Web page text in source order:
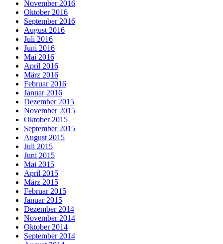
November 2016
Oktober 2016
September 2016
August 2016
Juli 2016
Juni 2016
Mai 2016
April 2016
März 2016
Februar 2016
Januar 2016
Dezember 2015
November 2015
Oktober 2015
September 2015
August 2015
Juli 2015
Juni 2015
Mai 2015
April 2015
März 2015
Februar 2015
Januar 2015
Dezember 2014
November 2014
Oktober 2014
September 2014